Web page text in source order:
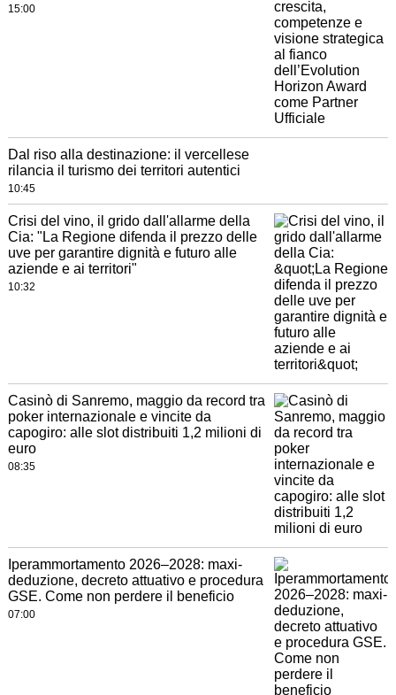
15:00
Dal riso alla destinazione: il vercellese
rilancia il turismo dei territori autentici
10:45
Crisi del vino, il grido dall'allarme della
Cia: "La Regione difenda il prezzo delle
uve per garantire dignità e futuro alle
aziende e ai territori"
10:32
Casinò di Sanremo, maggio da record tra
poker internazionale e vincite da
capogiro: alle slot distribuiti 1,2 milioni di
euro
08:35
Iperammortamento 2026–2028: maxi-
deduzione, decreto attuativo e procedura
GSE. Come non perdere il beneficio
07:00